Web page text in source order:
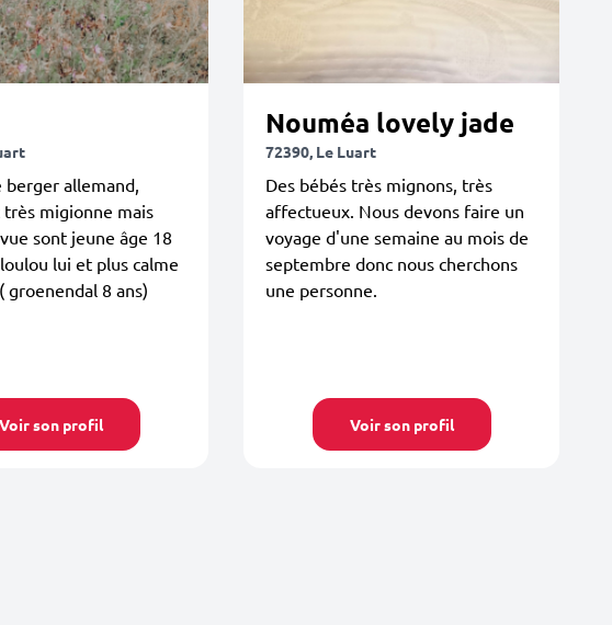
berger allemand,
migionne mais
sont jeune âge 18
lui et plus calme
groenendal 8 ans)
Voir son profil
Nouméa lovely jade
72390, Le Luart
Des bébés très mignons, très
affectueux. Nous devons faire un
voyage d'une semaine au mois de
septembre donc nous cherchons
une personne.
Voir son profil